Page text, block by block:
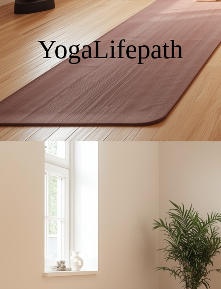
YogaLifepath
Kundalini Yoga mit Rama
Yoga Spotify Playlist
AGB/Datenschutzerklärung/Widerrufsbelerhung
Blog - Erkenntnisse, Heilung, Prozesse